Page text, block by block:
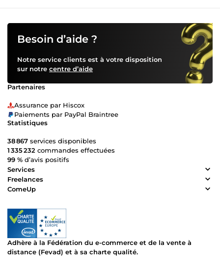
Besoin d’aide ?
Notre service clients est à votre disposition
sur notre centre d’aide
Partenaires
Assurance par Hiscox
Paiements par PayPal Braintree
Statistiques
38 867 services disponibles
1 335 232 commandes effectuées
99 % d’avis positifs
Services
Freelances
ComeUp
Adhère à la Fédération du e-commerce et de la vente à
distance (Fevad) et à sa charte qualité.